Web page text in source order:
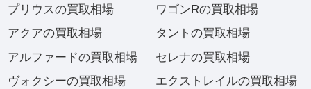
プリウスの買取相場
アクアの買取相場
アルファードの買取相場
ヴォクシーの買取相場
ワゴンRの買取相場
タントの買取相場
セレナの買取相場
エクストレイルの買取相場